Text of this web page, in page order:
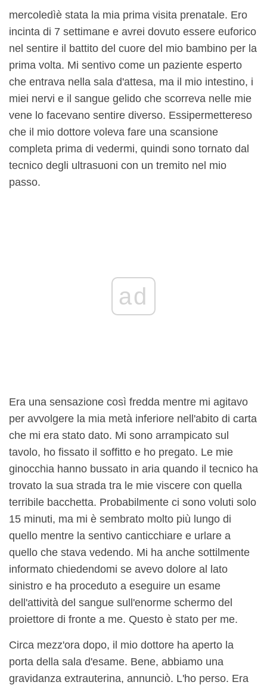
mercoledìè stata la mia prima visita prenatale. Ero
incinta di 7 settimane e avrei dovuto essere euforico
nel sentire il battito del cuore del mio bambino per la
prima volta. Mi sentivo come un paziente esperto
che entrava nella sala d'attesa, ma il mio intestino, i
miei nervi e il sangue gelido che scorreva nelle mie
vene lo facevano sentire diverso. Essipermettereso
che il mio dottore voleva fare una scansione
completa prima di vedermi, quindi sono tornato dal
tecnico degli ultrasuoni con un tremito nel mio
passo.
ad
Era una sensazione così fredda mentre mi agitavo
per avvolgere la mia metà inferiore nell'abito di carta
che mi era stato dato. Mi sono arrampicato sul
tavolo, ho fissato il soffitto e ho pregato. Le mie
ginocchia hanno bussato in aria quando il tecnico ha
trovato la sua strada tra le mie viscere con quella
terribile bacchetta. Probabilmente ci sono voluti solo
15 minuti, ma mi è sembrato molto più lungo di
quello mentre la sentivo canticchiare e urlare a
quello che stava vedendo. Mi ha anche sottilmente
informato chiedendomi se avevo dolore al lato
sinistro e ha proceduto a eseguire un esame
dell'attività del sangue sull'enorme schermo del
proiettore di fronte a me. Questo è stato per me.
Circa mezz'ora dopo, il mio dottore ha aperto la
porta della sala d'esame. Bene, abbiamo una
gravidanza extrauterina, annunciò. L'ho perso. Era